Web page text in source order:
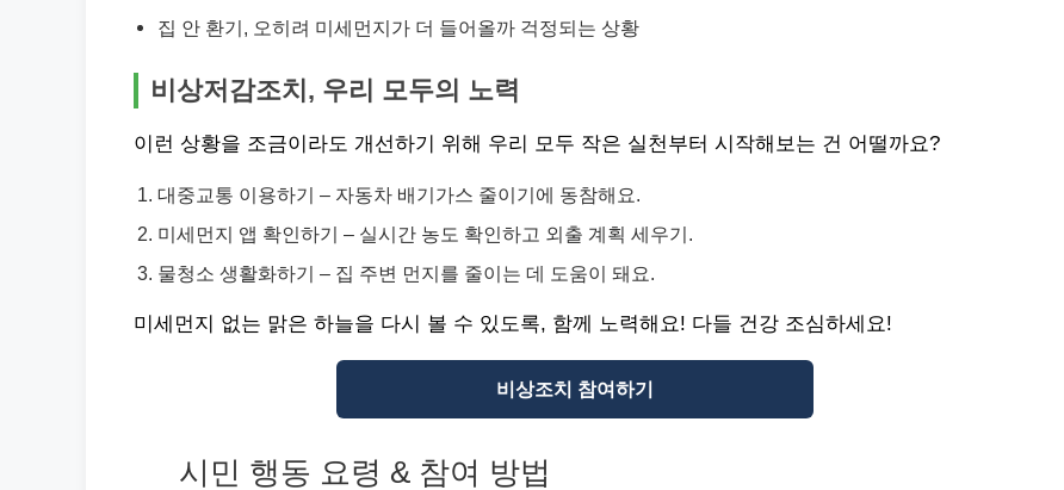
집 안 환기, 오히려 미세먼지가 더 들어올까 걱정되는 상황
비상저감조치, 우리 모두의 노력
이런 상황을 조금이라도 개선하기 위해 우리 모두 작은 실천부터 시작해보는 건 어떨까요?
대중교통 이용하기 – 자동차 배기가스 줄이기에 동참해요.
미세먼지 앱 확인하기 – 실시간 농도 확인하고 외출 계획 세우기.
물청소 생활화하기 – 집 주변 먼지를 줄이는 데 도움이 돼요.
미세먼지 없는 맑은 하늘을 다시 볼 수 있도록, 함께 노력해요! 다들 건강 조심하세요!
비상조치 참여하기
시민 행동 요령 & 참여 방법